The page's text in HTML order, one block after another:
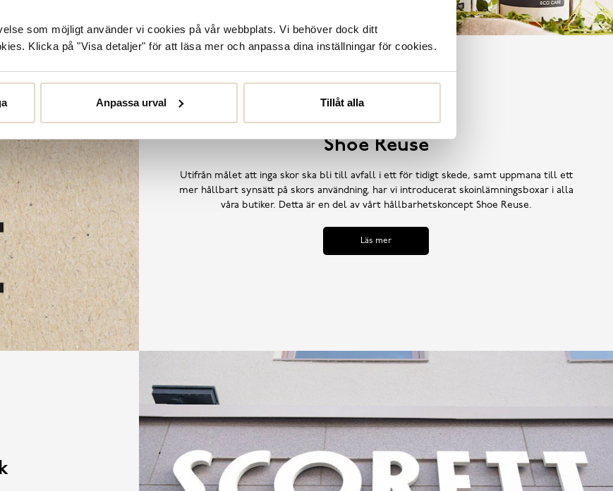
som möjligt använder vi cookies på vår webbplats. Vi behöver dock ditt
Klicka på "Visa detaljer" för att läsa mer och anpassa dina inställningar för cookies.
Anpassa urval Tillåt alla
Shoe Reuse
Utifrån målet att inga skor ska bli till avfall i ett för tidigt skede, samt uppmana till ett
mer hållbart synsätt på skors användning, har vi introducerat skoinlämningsboxar i alla
våra butiker. Detta är en del av vårt hållbarhetskoncept Shoe Reuse.
Läs mer